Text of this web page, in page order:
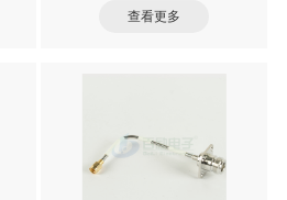
查看更多